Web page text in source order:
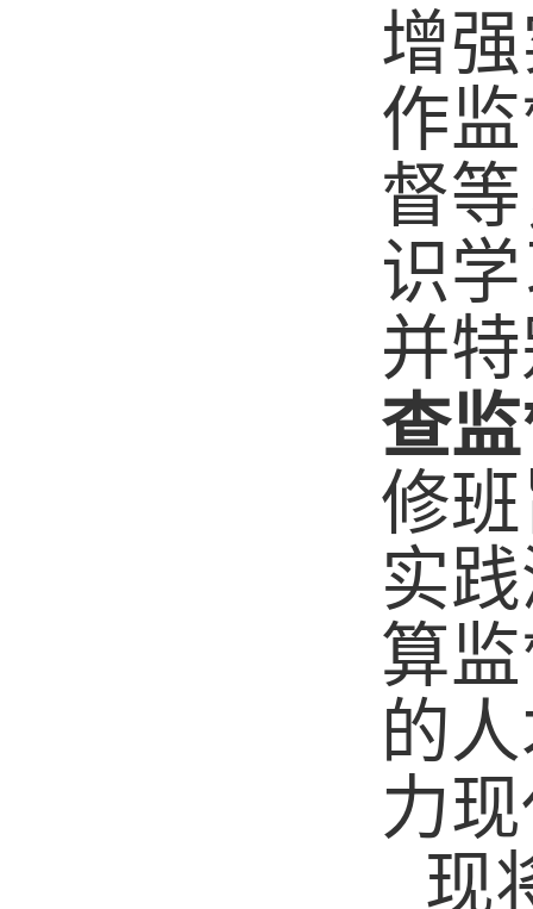
增
作
督
识
并
查
修
实
算
的
力
现